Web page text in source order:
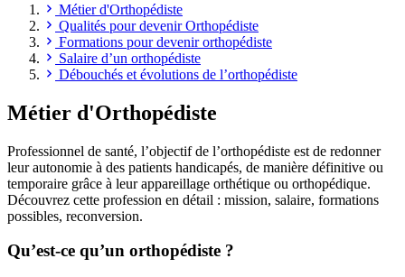
Métier d'Orthopédiste
Qualités pour devenir Orthopédiste
Formations pour devenir orthopédiste
Salaire d’un orthopédiste
Débouchés et évolutions de l’orthopédiste
Métier d'Orthopédiste
Professionnel de santé, l’objectif de l’orthopédiste est de redonner
leur autonomie à des patients handicapés, de manière définitive ou
temporaire grâce à leur appareillage orthétique ou orthopédique.
Découvrez cette profession en détail : mission, salaire, formations
possibles, reconversion.
Qu’est-ce qu’un orthopédiste ?